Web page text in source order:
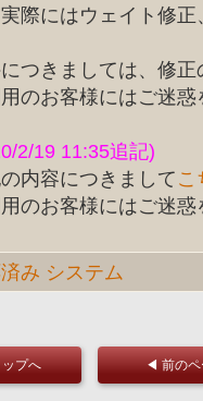
際にはウェイト修正
つきましては、修
のお客様にはご迷
2/19 11:35追記)
の内容につきましてこ
のお客様にはご迷
み システム
ップへ ◀ 前の